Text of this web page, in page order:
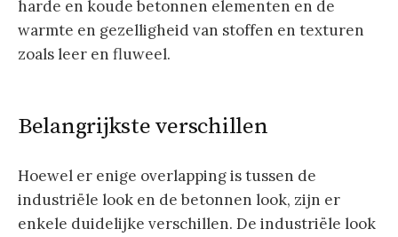
harde en koude betonnen elementen en de
warmte en gezelligheid van stoffen en texturen
zoals leer en fluweel.
Belangrijkste verschillen
Hoewel er enige overlapping is tussen de
industriële look en de betonnen look, zijn er
enkele duidelijke verschillen. De industriële look